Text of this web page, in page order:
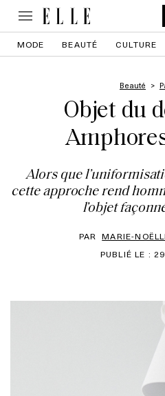
MODE BEAUTÉ CULTURE
Beauté
Objet du
Alors que
cette approche rend
l’objet
PAR MARIE-
PUBLIÉ LE :